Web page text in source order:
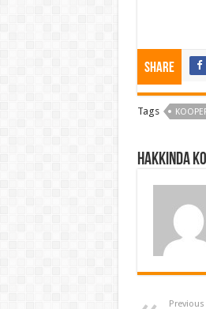
Share
Tags
Hakkında
Previous